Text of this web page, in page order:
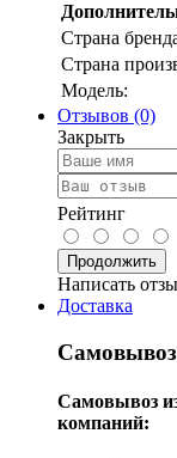
Страна
Страна
Модель:
Отзывов (0)
Закрыть
Рейтинг
Продолжить
Написать
Доставка
Самовывоз
Самовывоз
компаний: